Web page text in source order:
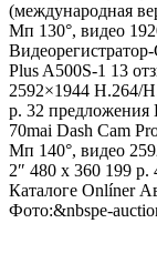
(международная
Мп 130°, видео
Plus A500S-1 13
2592×1944 H.264/
р. 32 предложения
70mai Dash Cam
Мп 140°, видео
2″ 480 x 360 199
Каталоге Onlíner
Фото:&nbspe-